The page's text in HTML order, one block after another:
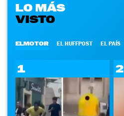
LO MÁS
VISTO
ELMOTOR EL HUFFPOST EL PAÍS
1 2